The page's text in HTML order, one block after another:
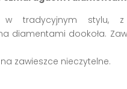
w tradycyjnym stylu, z
diamentami dookoła.
zawieszce nieczytelne.